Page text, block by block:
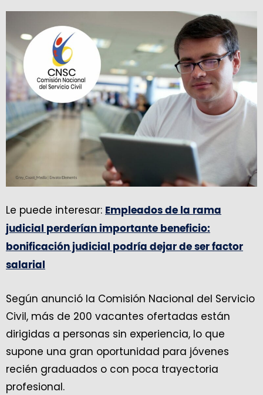
Le puede interesar: Empleados de la rama
judicial perderían importante beneficio:
bonificación judicial podría dejar de ser factor
salarial
Según anunció la Comisión Nacional del Servicio
Civil, más de 200 vacantes ofertadas están
dirigidas a personas sin experiencia, lo que
supone una gran oportunidad para jóvenes
recién graduados o con poca trayectoria
profesional.